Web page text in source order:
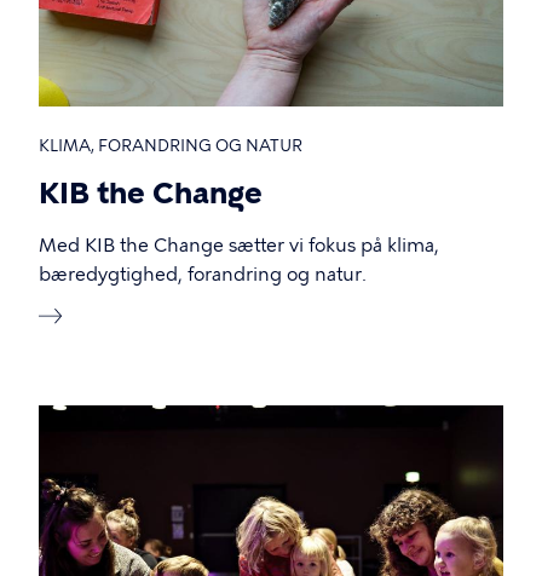
KLIMA, FORANDRING OG NATUR
KIB the Change
Med KIB the Change sætter vi fokus på klima,
bæredygtighed, forandring og natur.